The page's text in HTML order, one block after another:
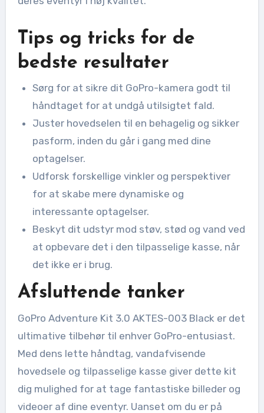
Tips og tricks for de
bedste resultater
Sørg for at sikre dit GoPro-kamera godt til
håndtaget for at undgå utilsigtet fald.
Juster hovedselen til en behagelig og sikker
pasform, inden du går i gang med dine
optagelser.
Udforsk forskellige vinkler og perspektiver
for at skabe mere dynamiske og
interessante optagelser.
Beskyt dit udstyr mod støv, stød og vand ved
at opbevare det i den tilpasselige kasse, når
det ikke er i brug.
Afsluttende tanker
GoPro Adventure Kit 3.0 AKTES-003 Black er det
ultimative tilbehør til enhver GoPro-entusiast.
Med dens lette håndtag, vandafvisende
hovedsele og tilpasselige kasse giver dette kit
dig mulighed for at tage fantastiske billeder og
videoer af dine eventyr. Uanset om du er på